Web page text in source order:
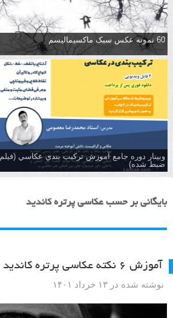
60 نمونه عکس سبک ماکسیمالیسم
وبینار دوره جامع آموزش تركيب بندي عكاسي (فیلم
ضبط شده)
بایگانی بر حسب عکاسی پرتره کاندید
آموزش ۶ نکته عکاسی پرتره کاندید یا بی هوا
نوشته شده در ۱۳ خرداد ۱۴۰۱